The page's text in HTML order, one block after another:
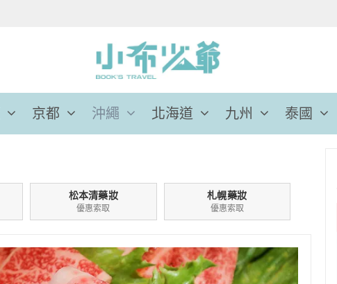
京都 沖繩 北海道 九州 泰國
松本清藥妝
優惠索取
札幌藥妝
優惠索取